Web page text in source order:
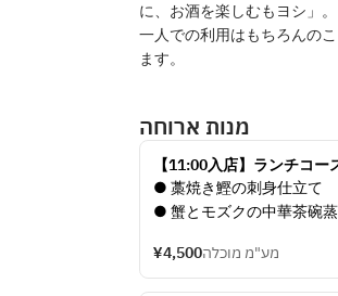
に、お酒を楽しむもヨシ」
一人での利用はもちろんの
ます。
מנות ארוחה
【11:00入店】ランチコー
円（税込）
● 藁焼き鰹の刺身仕立て
● 蟹とモズクの中華茶碗
パン添え
● 柔らか豚肉団子と旬野
¥4,500מע"מ מוכלה